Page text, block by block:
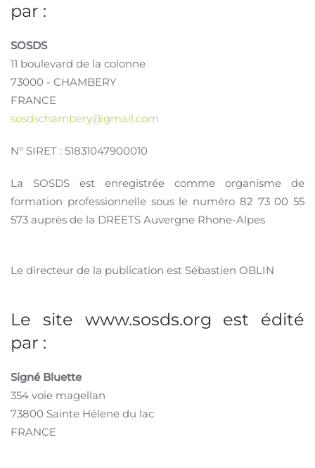
par :
SOSDS
11 boulevard de la colonne
73000 - CHAMBERY
FRANCE
sosdschambery@gmail.com
N° SIRET : 51831047900010
La SOSDS est enregistrée comme organisme de
formation professionnelle sous le numéro 82 73 00 55
573 auprès de la DREETS Auvergne Rhone-Alpes
Le directeur de la publication est Sébastien OBLIN
Le site www.sosds.org est édité
par :
Signé Bluette
354 voie magellan
73800 Sainte Hélene du lac
FRANCE